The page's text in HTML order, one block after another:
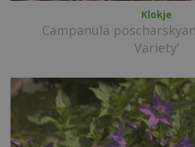
Klokje
Campanula
Variety'